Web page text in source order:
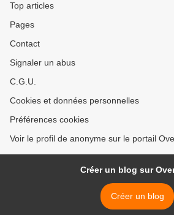
Top articles
Pages
Contact
Signaler un abus
C.G.U.
Cookies et données personnelles
Préférences cookies
Voir le profil de anonyme sur le portail
Créer un blog sur
Créer un blog